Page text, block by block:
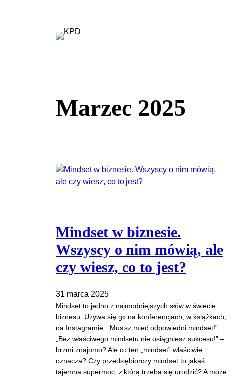
Marzec 2025
Mindset w biznesie.
Wszyscy o nim mówią, ale
czy wiesz, co to jest?
31 marca 2025
Mindset to jedno z najmodniejszych słów w świecie
biznesu. Używa się go na konferencjach, w książkach,
na Instagramie. „Musisz mieć odpowiedni mindset!”,
„Bez właściwego mindsetu nie osiągniesz sukcesu!” –
brzmi znajomo? Ale co ten „mindset” właściwie
oznacza? Czy przedsiębiorczy mindset to jakaś
tajemna supermoc, z którą trzeba się urodzić? A może